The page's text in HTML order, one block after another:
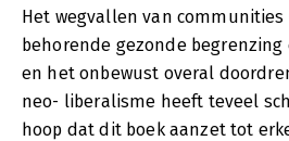
Het wegvallen van
behorende gezonde
en het onbewust overal
neo- liberalisme heeft teveel
hoop dat dit boek aanzet tot